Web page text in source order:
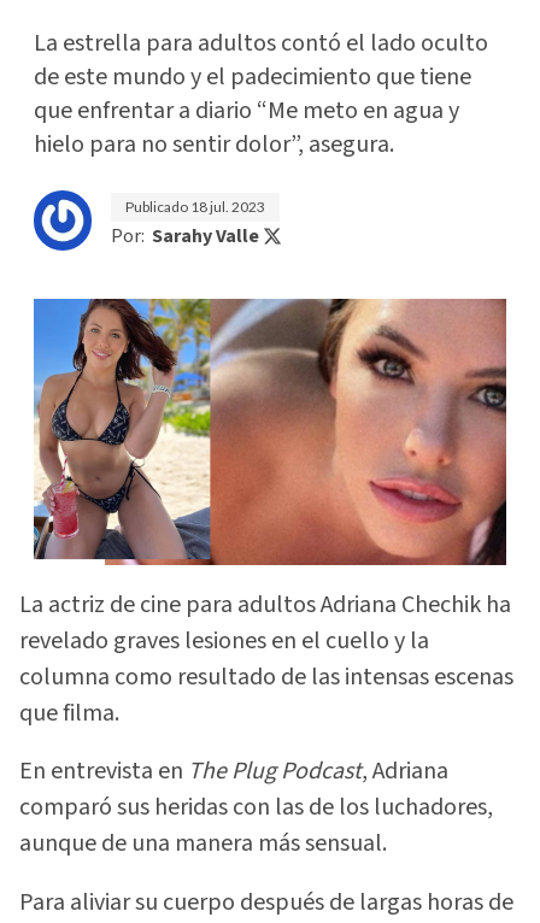
La estrella para adultos contó el lado oculto
de este mundo y el padecimiento que tiene
que enfrentar a diario “Me meto en agua y
hielo para no sentir dolor”, asegura.
Publicado 18 jul. 2023
Por: Sarahy Valle
La actriz de cine para adultos Adriana Chechik ha
revelado graves lesiones en el cuello y la
columna como resultado de las intensas escenas
que filma.
En entrevista en The Plug Podcast, Adriana
comparó sus heridas con las de los luchadores,
aunque de una manera más sensual.
Para aliviar su cuerpo después de largas horas de